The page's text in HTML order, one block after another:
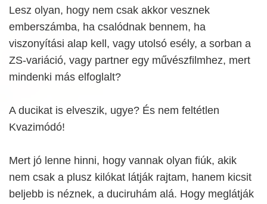
Lesz olyan, hogy nem csak akkor vesznek
emberszámba, ha csalódnak bennem, ha
viszonyítási alap kell, vagy utolsó esély, a sorban a
ZS-variáció, vagy partner egy művészfilmhez, mert
mindenki más elfoglalt?
A ducikat is elveszik, ugye? És nem feltétlen
Kvazimódó!
Mert jó lenne hinni, hogy vannak olyan fiúk, akik
nem csak a plusz kilókat látják rajtam, hanem kicsit
beljebb is néznek, a duciruhám alá. Hogy meglátják